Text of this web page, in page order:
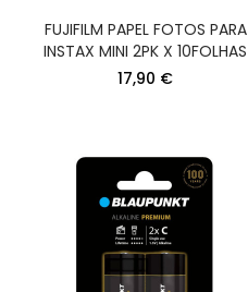
FUJIFILM PAPEL FOTOS PARA
INSTAX MINI 2PK X 10FOLHAS
17,90 €